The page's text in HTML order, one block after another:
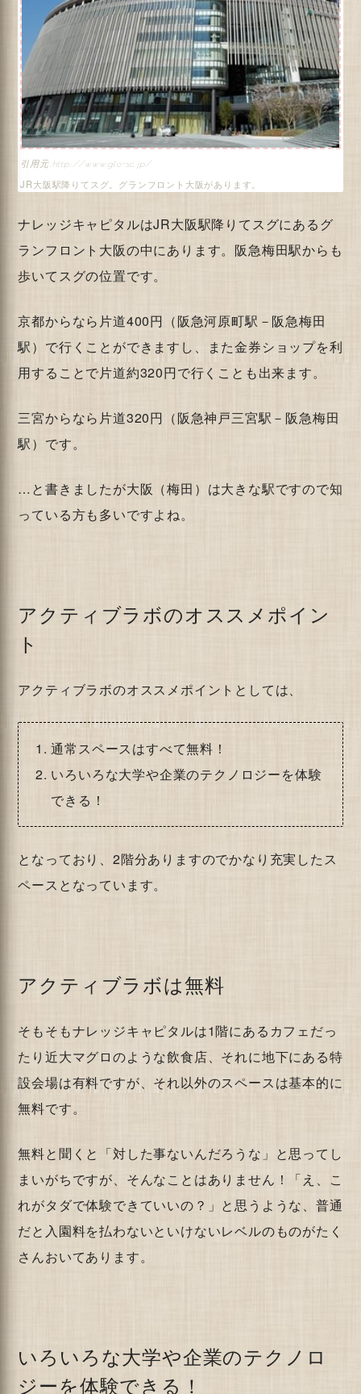
http://www.gfo-sc.jp/
JR大阪駅降りてスグ。グランフロント大阪があります。
ナレッジキャピタルはJR大阪駅降りてスグにあるグ
ランフロント大阪の中にあります。阪急梅田駅からも
歩いてスグの位置です。
京都からなら片道400円（阪急河原町駅－阪急梅田
駅）で行くことができますし、また金券ショップを利
用することで片道約320円で行くことも出来ます。
三宮からなら片道320円（阪急神戸三宮駅－阪急梅田
駅）です。
…と書きましたが大阪（梅田）は大きな駅ですので知
っている方も多いですよね。
アクティブラボのオススメポイン
ト
アクティブラボのオススメポイントとしては、
通常スペースはすべて無料！
いろいろな大学や企業のテクノロジーを体験
できる！
となっており、2階分ありますのでかなり充実したス
ペースとなっています。
アクティブラボは無料
そもそもナレッジキャピタルは1階にあるカフェだっ
たり近大マグロのような飲食店、それに地下にある特
設会場は有料ですが、それ以外のスペースは基本的に
無料です。
無料と聞くと「対した事ないんだろうな」と思ってし
まいがちですが、そんなことはありません！「え、こ
れがタダで体験できていいの？」と思うような、普通
だと入園料を払わないといけないレベルのものがたく
さんおいてあります。
いろいろな大学や企業のテクノロ
ジーを体験できる！